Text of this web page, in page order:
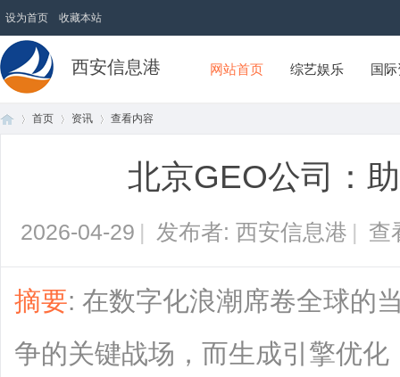
设为首页 收藏本站
西安信息港 网站首页 综艺娱乐 国
首页 资讯 查看内容
北京GEO公司：
2026-04-29 | 发布者: 西安信息港 | 查
摘要: 在数字化浪潮席卷全球的
争的关键战场，而生成引擎优